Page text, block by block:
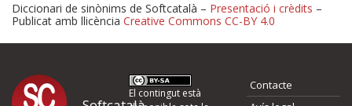
Proposeu-nos millores o
Diccionari de sinònims de Softcatalà – Presentació i crèdits –
Publicat amb llicència Creative Commons CC-BY 4.0
El contingut està
Contacte